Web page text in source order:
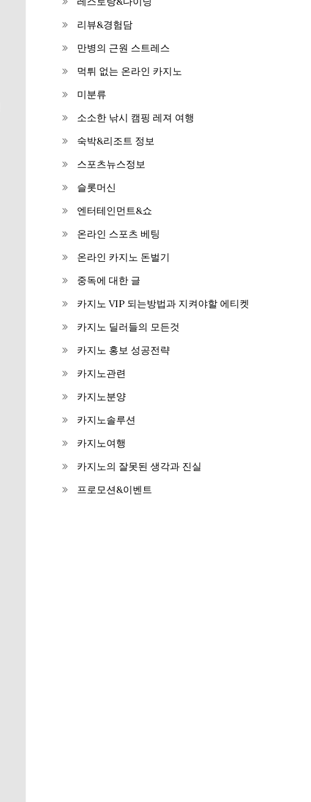
리뷰&경험담
만병의 근원 스트레스
먹튀 없는 온라인 카지노
미분류
소소한 낚시 캠핑 레져 여행
숙박&리조트 정보
스포츠뉴스정보
슬롯머신
엔터테인먼트&쇼
온라인 스포츠 베팅
온라인 카지노 돈벌기
중독에 대한 글
카지노 VIP 되는방법과 지켜야할 에티켓
카지노 딜러들의 모든것
카지노 홍보 성공전략
카지노관련
카지노분양
카지노솔루션
카지노여행
카지노의 잘못된 생각과 진실
프로모션&이벤트